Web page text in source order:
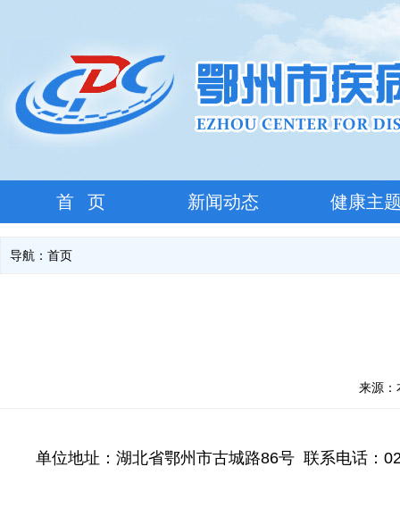
首 页 新闻动态 健康主
导航： 首页
来源
单位地址：湖北省鄂州市古城路86号 联系电话：